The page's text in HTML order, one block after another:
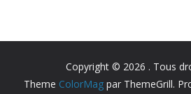
Copyright © 2026 . Tous
Theme ColorMag par ThemeGrill.